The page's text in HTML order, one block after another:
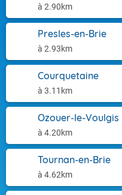
à 2.90km
Presles-en-Brie
à 2.93km
Courquetaine
à 3.11km
Ozouer-le-Voulgis
à 4.20km
Tournan-en-Brie
à 4.62km